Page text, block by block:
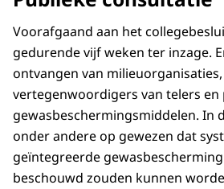
Voorafgaand aan het
gedurende vijf weken ter inzage.
ontvangen van milieuorganisaties,
vertegenwoordigers van telers en
gewasbeschermingsmiddelen. In
onder andere op gewezen dat
geïntegreerde
beschouwd zouden kunnen